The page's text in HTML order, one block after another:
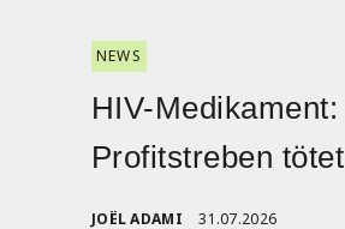
NEWS
HIV-Medikament:
Profitstreben tötet
JOËL ADAMI 31.07.2026